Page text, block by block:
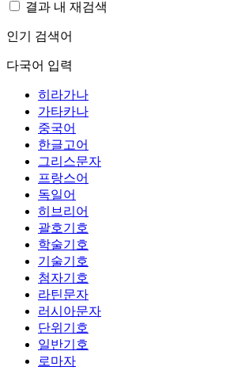
결과 내 재검색
인기 검색어
다국어 입력
히라가나
가타카나
중국어
한글고어
그리스문자
프랑스어
독일어
히브리어
괄호기호
학술기호
기술기호
첨자기호
라틴문자
러시아문자
단위기호
일반기호
로마자